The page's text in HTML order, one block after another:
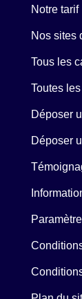
Notre tarif
Nos sites
Tous les
Toutes
Déposer
Déposer